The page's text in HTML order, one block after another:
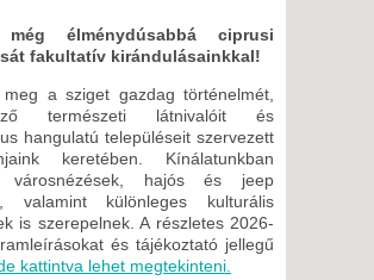
OKTÓBER 24., SZOMBAT
/ 7 ÉJSZAKA
OKTÓBER 24., SZOMBAT
/ 14 ÉJSZAKA
NOVEMBER 03., KEDD -
/ 7 ÉJSZAKA
még élménydúsabbá ciprusi
fakultatív kirándulásainkkal!
meg a sziget gazdag történelmét,
természeti látnivalóit és
hangulatú településeit szervezett
keretében. Kínálatunkban
városnézések, hajós és jeep
valamint különleges kulturális
is szerepelnek. A részletes 2026-
és tájékoztató jellegű
kattintva lehet megtekinteni.